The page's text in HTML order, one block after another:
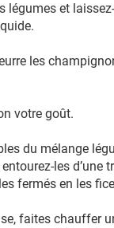
légumes et
les
votre goût.
du mélange
les d’une
fermés en les
faites chauffer